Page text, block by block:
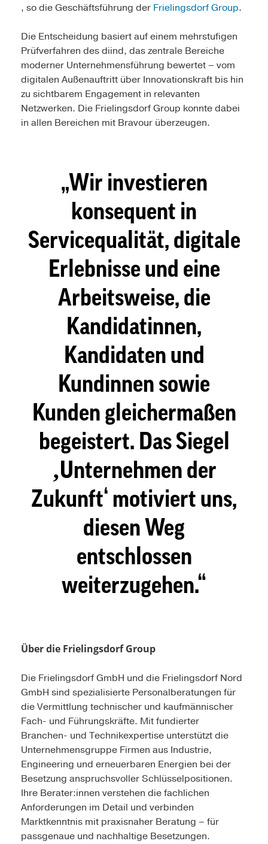
, so die Geschäftsführung der Frielingsdorf Group.
Die Entscheidung basiert auf einem mehrstufigen
Prüfverfahren des diind, das zentrale Bereiche
moderner Unternehmensführung bewertet – vom
digitalen Außenauftritt über Innovationskraft bis hin
zu sichtbarem Engagement in relevanten
Netzwerken. Die Frielingsdorf Group konnte dabei
in allen Bereichen mit Bravour überzeugen.
Wir investieren
konsequent in
Servicequalität, digitale
Erlebnisse und eine
Arbeitsweise, die
Kandidatinnen,
Kandidaten und
Kundinnen sowie
Kunden gleichermaßen
begeistert. Das Siegel
‚Unternehmen der
Zukunft‘ motiviert uns,
diesen Weg
entschlossen
weiterzugehen.
Über die Frielingsdorf Group
Die Frielingsdorf GmbH und die Frielingsdorf Nord
GmbH sind spezialisierte Personalberatungen für
die Vermittlung technischer und kaufmännischer
Fach- und Führungskräfte. Mit fundierter
Branchen- und Technikexpertise unterstützt die
Unternehmensgruppe Firmen aus Industrie,
Engineering und erneuerbaren Energien bei der
Besetzung anspruchsvoller Schlüsselpositionen.
Ihre Berater:innen verstehen die fachlichen
Anforderungen im Detail und verbinden
Marktkenntnis mit praxisnaher Beratung – für
passgenaue und nachhaltige Besetzungen.